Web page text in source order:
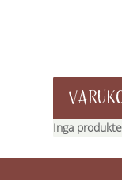
Inga